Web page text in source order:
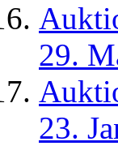
29.
23.